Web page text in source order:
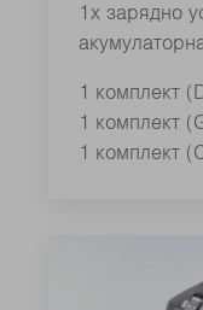
1x зарядно
1 комплект
1 комплект
1 комплект